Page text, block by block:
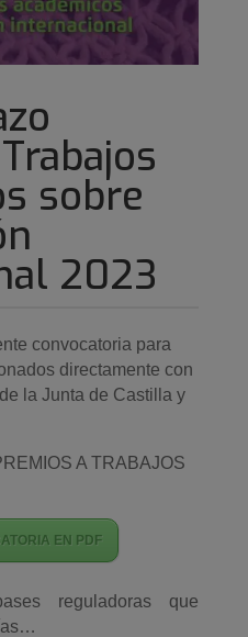
sobre
2023
convocatoria para
directamente con
la Junta de Castilla y
A TRABAJOS
EN PDF
reguladoras que